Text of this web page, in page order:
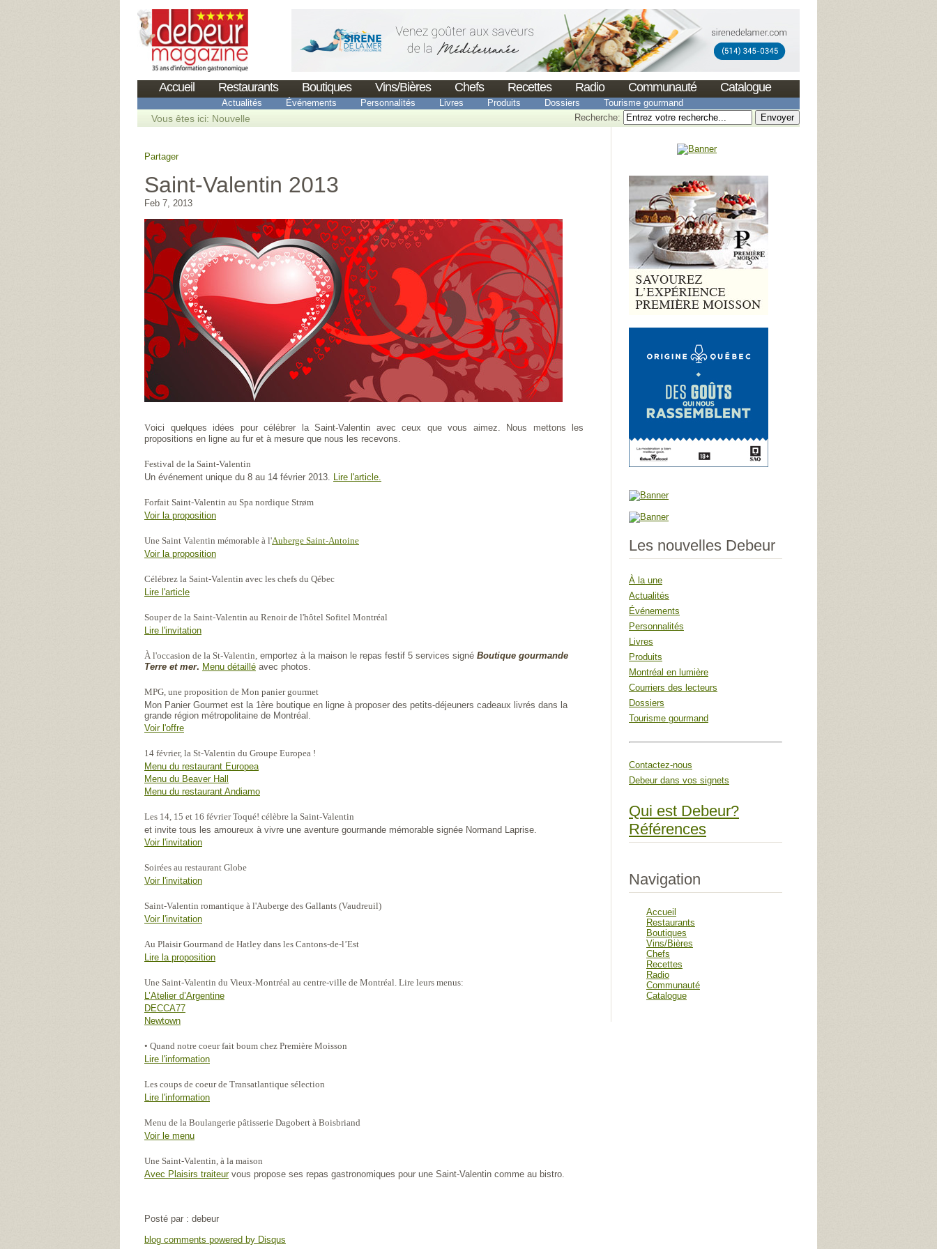
Accueil Restaurants Boutiques Vins/Bières Chefs Recettes Radio Communauté Catalogue
Actualités Événements Personnalités Livres Produits Dossiers Tourisme gourmand
Vous êtes ici: Nouvelle Recherche:
Partager
Saint-Valentin 2013
Feb 7, 2013
Voici quelques idées pour célébrer la Saint-Valentin avec ceux que vous aimez. Nous mettons les
propositions en ligne au fur et à mesure que nous les recevons.
Festival de la Saint-Valentin
Un événement unique du 8 au 14 février 2013. Lire l'article.
Forfait Saint-Valentin au Spa nordique Strøm
Voir la proposition
Une Saint Valentin mémorable à l'Auberge Saint-Antoine
Voir la proposition
Célébrez la Saint-Valentin avec les chefs du Qébec
Lire l'article
Souper de la Saint-Valentin au Renoirde l'hôtel Sofitel Montréal
Lire l'invitation
À l'occasion de la St-Valentin, emportez à la maison le repas festif 5 services signé Boutique gourmande
Terre et mer. Menu détaillé avec photos.
MPG, une proposition de Mon panier gourmet
Mon Panier Gourmet est la 1ère boutique en ligne à proposer des petits-déjeuners cadeaux livrés dans la
grande région métropolitaine de Montréal.
Voir l'offre
14 février, la St-Valentin du Groupe Europea !
Menu du restaurant Europea
Menu du Beaver Hall
Menu du restaurant Andiamo
Les 14, 15 et 16 février Toqué! célèbre la Saint-Valentin
et invite tous les amoureux à vivre une aventure gourmande mémorable signée Normand Laprise.
Voir l'invitation
Soirées au restaurant Globe
Voir l'invitation
Saint-Valentin romantique à l'Auberge des Gallants (Vaudreuil)
Voir l'invitation
Au Plaisir Gourmand de Hatley dans les Cantons-de-l’Est
Lire la proposition
Une Saint-Valentin du Vieux-Montréal au centre-ville de Montréal. Lire leurs menus:
L’Atelier d’Argentine
DECCA77
Newtown
• Quand notre coeur fait boum chez Première Moisson
Lire l'information
Les coups de coeur de Transatlantique sélection
Lire l'information
Menu de la Boulangerie pâtisserie Dagobert à Boisbriand
Voir le menu
Une Saint-Valentin, à la maison
Avec Plaisirs traiteurvous propose ses repas gastronomiques pour une Saint-Valentin comme au bistro.
Posté par : debeur
blog comments powered by Disqus
Les nouvelles Debeur
À la une
Actualités
Événements
Personnalités
Livres
Produits
Montréal en lumière
Courriers des lecteurs
Dossiers
Tourisme gourmand
Contactez-nous
Debeur dans vos signets
Qui est Debeur?
Références
Navigation
Accueil
Restaurants
Boutiques
Vins/Bières
Chefs
Recettes
Radio
Communauté
Catalogue